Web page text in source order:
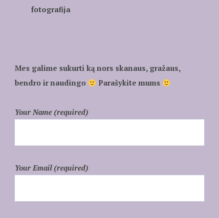
fotografija
Mes galime sukurti ką nors skanaus, gražaus,
bendro ir naudingo
Parašykite mums
Your Name (required)
Your Email (required)